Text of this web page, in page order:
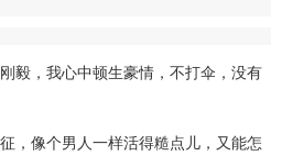
毅，我心中顿生豪情，不打伞，没有
，像个男人一样活得糙点儿，又能怎